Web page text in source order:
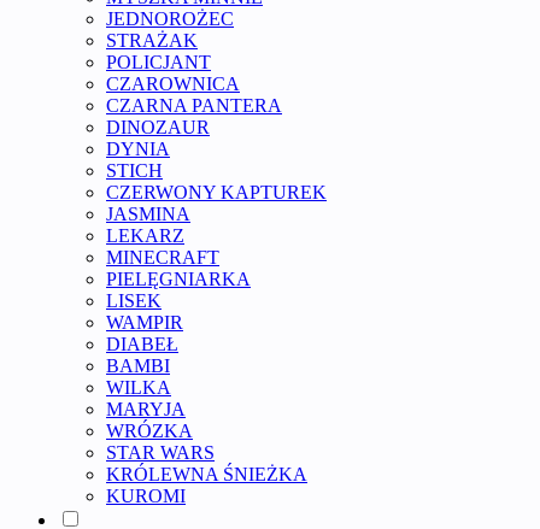
JEDNOROŻEC
STRAŻAK
POLICJANT
CZAROWNICA
CZARNA PANTERA
DINOZAUR
DYNIA
STICH
CZERWONY KAPTUREK
JASMINA
LEKARZ
MINECRAFT
PIELĘGNIARKA
LISEK
WAMPIR
DIABEŁ
BAMBI
WILKA
MARYJA
WRÓZKA
STAR WARS
KRÓLEWNA ŚNIEŻKA
KUROMI